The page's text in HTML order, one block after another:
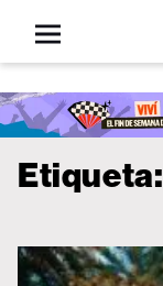
Open
menu
Etiqueta: